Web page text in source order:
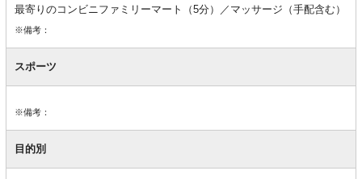
最寄りのコンビニファミリーマート（5分）／マッサージ（手配含む）
※備考：
スポーツ
※備考：
目的別